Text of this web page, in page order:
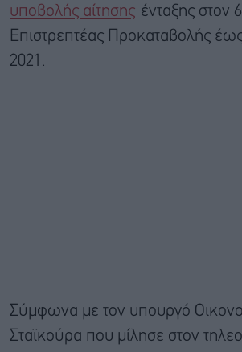
υποβολής αίτησης ένταξης στον
Επιστρεπτέας Προκαταβολής
2021.
Σύμφωνα με τον υπουργό
Σταϊκούρα που μίλησε στον